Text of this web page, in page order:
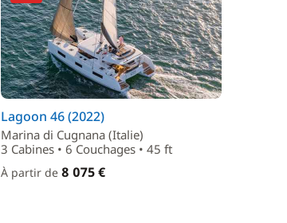
Lagoon 46 (2022)
Marina di Cugnana (Italie)
3 Cabines • 6 Couchages • 45 ft
À partir de 8 075 €